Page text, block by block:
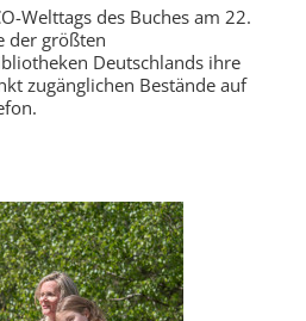
Welttags des Buches am 22.
der größten
Deutschlands ihre
zugänglichen Bestände auf